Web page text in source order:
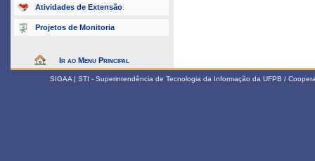
Atividades de Extensão
Projetos de Monitoria
Ir ao Menu Principal
SIGAA | STI - Superintendência de Tecnologia da Informação da UFPB /